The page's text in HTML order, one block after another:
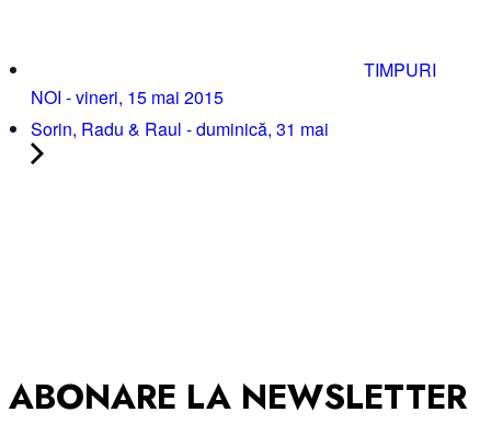
TIMPURI
NOI - vineri, 15 mai 2015
Sorin, Radu & Raul - duminică, 31 mai
ABONARE LA NEWSLETTER